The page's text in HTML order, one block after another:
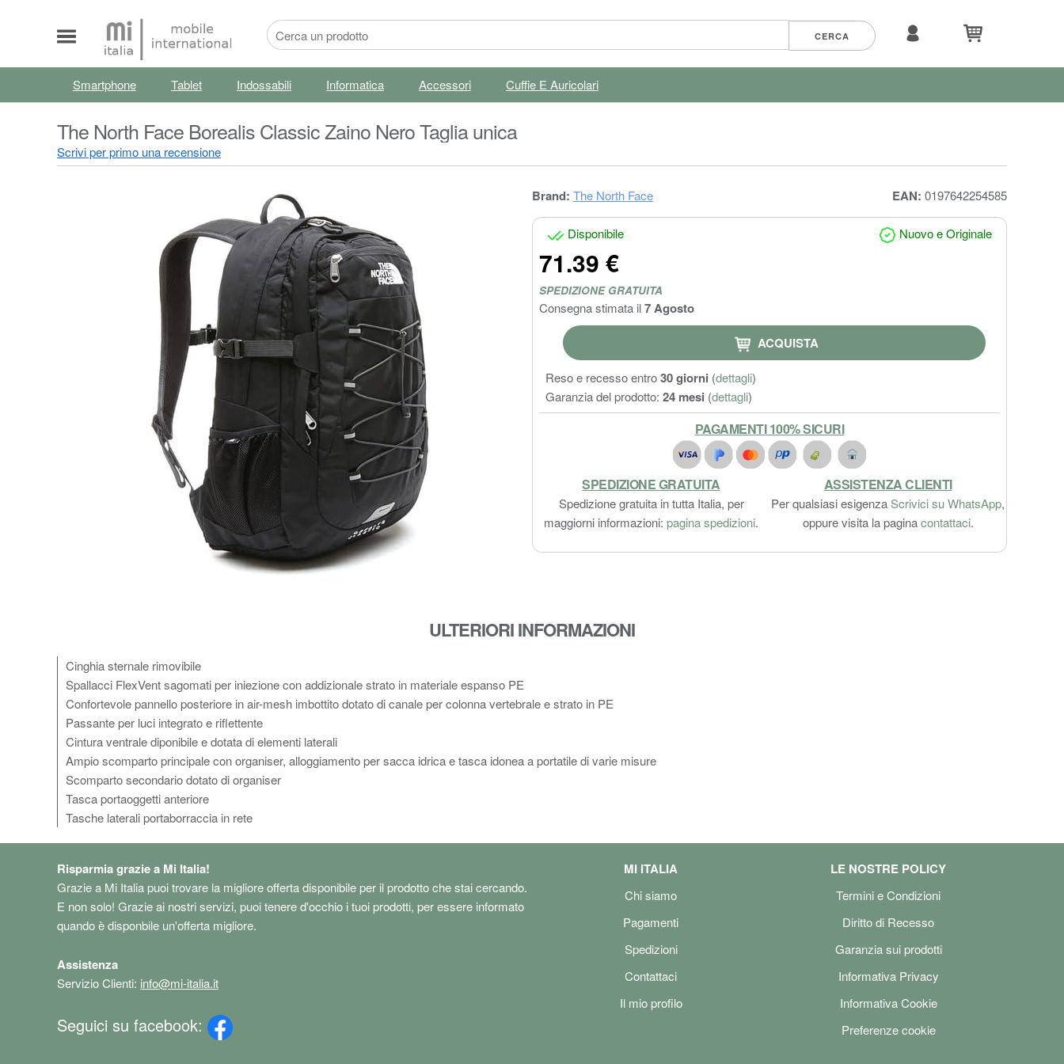
Smartphone Tablet Indossabili Informatica Accessori Cuffie E Auricolari
The North Face Borealis Classic Zaino Nero Taglia unica
Scrivi per primo una recensione
Brand: The North Face EAN: 0197642254585
Disponibile Nuovo e Originale
71.39 €
SPEDIZIONE GRATUITA
Consegna stimata il7 Agosto
ACQUISTA
Reso e recesso entro30 giorni (dettagli)
Garanzia del prodotto: 24 mesi (dettagli)
PAGAMENTI 100% SICURI
ASSISTENZA CLIENTI
Per qualsiasi esigenzaScrivici su WhatsApp,
oppure visita la paginacontattaci.
SPEDIZIONE GRATUITA
Spedizione gratuita in tutta Italia, per
maggiorni informazioni: pagina spedizioni.
ULTERIORI INFORMAZIONI
Cinghia sternale rimovibile
Spallacci FlexVent sagomati per iniezione con addizionale strato in materiale espanso PE
Confortevole pannello posteriore in air-mesh imbottito dotato di canale per colonna vertebrale e strato in PE
Passante per luci integrato e riflettente
Cintura ventrale diponibile e dotata di elementi laterali
Ampio scomparto principale con organiser, alloggiamento per sacca idrica e tasca idonea a portatile di varie misure
Scomparto secondario dotato di organiser
Tasca portaoggetti anteriore
Tasche laterali portaborraccia in rete
Risparmia grazie a Mi Italia!
Grazie a Mi Italia puoi trovare la migliore offerta disponibile per il prodotto che stai cercando.
E non solo! Grazie ai nostri servizi, puoi tenere d'occhio i tuoi prodotti, per essere informato
quando è disponbile un'offerta migliore.
Assistenza
Servizio Clienti: info@mi-italia.it
Seguici su facebook:
MI ITALIA
Chi siamo
Pagamenti
Spedizioni
Contattaci
Il mio profilo
LE NOSTRE POLICY
Termini e Condizioni
Diritto di Recesso
Garanzia sui prodotti
Informativa Privacy
Informativa Cookie
Preferenze cookie